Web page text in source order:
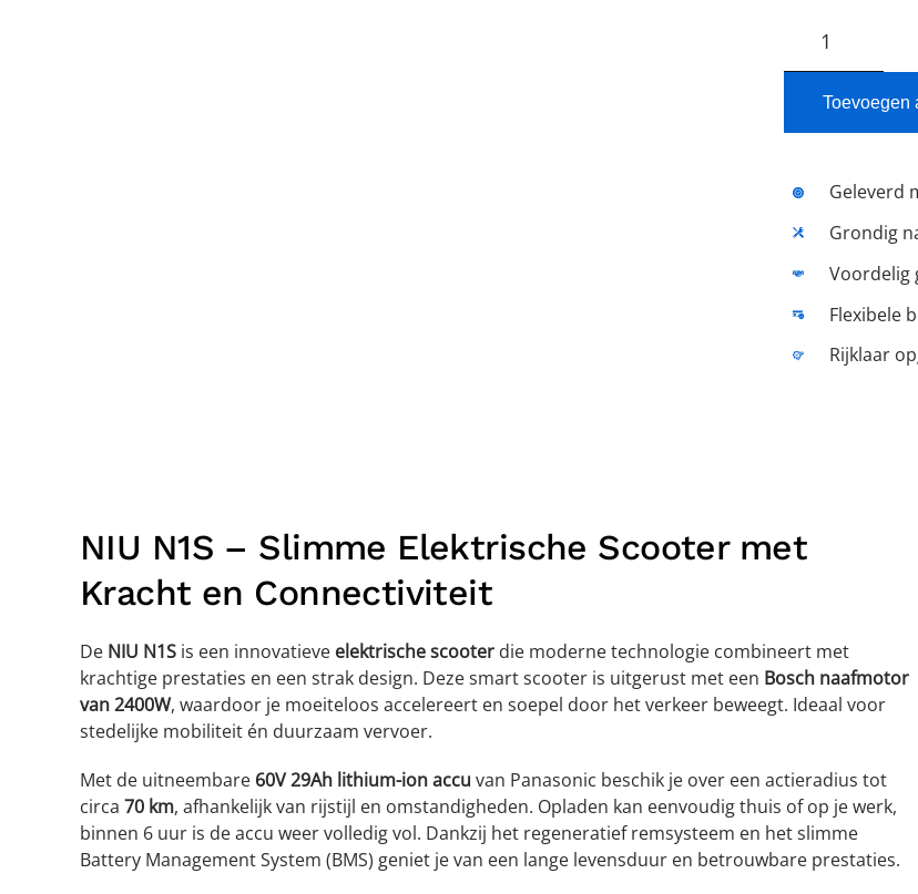
aantal
Toevoegen
Geleverd
Grondig
Voordelig
Flexibele
Rijklaar
NIU N1S – Slimme Elektrische Scooter met
Kracht en Connectiviteit
De NIU N1S is een innovatieve elektrische scooter die moderne technologie combineert met
krachtige prestaties en een strak design. Deze smart scooter is uitgerust met een Bosch naafmotor
van 2400W, waardoor je moeiteloos accelereert en soepel door het verkeer beweegt. Ideaal voor
stedelijke mobiliteit én duurzaam vervoer.
Met de uitneembare 60V 29Ah lithium-ion accu van Panasonic beschik je over een actieradius tot
circa 70 km, afhankelijk van rijstijl en omstandigheden. Opladen kan eenvoudig thuis of op je werk,
binnen 6 uur is de accu weer volledig vol. Dankzij het regeneratief remsysteem en het slimme
Battery Management System (BMS) geniet je van een lange levensduur en betrouwbare prestaties.